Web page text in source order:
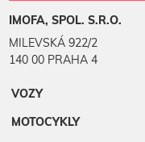
IMOFA, SPOL. S.R.O.
MILEVSKÁ 922/2
140 00 PRAHA 4
VOZY
MOTOCYKLY